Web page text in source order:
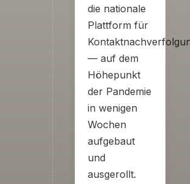
die nationale
Plattform für
— auf dem
Höhepunkt
der Pandemie
in wenigen
Wochen
aufgebaut
und
ausgerollt.